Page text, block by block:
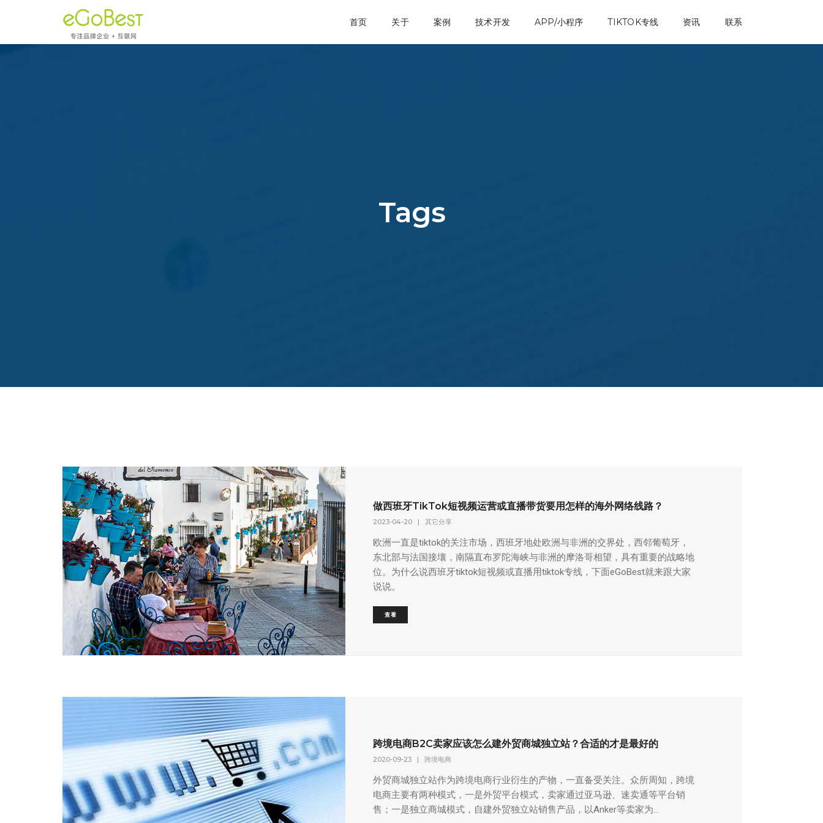
首页 关于 案例 技术开发 APP/小程序 TIKTOK专线 资讯 联系
Tags
做西班牙TikTok短视频运营或直播带货要用怎样的海外网络线路？
2023-04-20 | 其它分享
欧洲一直是tiktok的关注市场，西班牙地处欧洲与非洲的交界处，西邻葡萄牙，
东北部与法国接壤，南隔直布罗陀海峡与非洲的摩洛哥相望，具有重要的战略地
位。为什么说西班牙tiktok短视频或直播用tiktok专线，下面eGoBest就来跟大家
说说。
查看
跨境电商B2C卖家应该怎么建外贸商城独立站？合适的才是最好的
2020-09-23 | 跨境电商
外贸商城独立站作为跨境电商行业衍生的产物，一直备受关注。众所周知，跨境
电商主要有两种模式，一是外贸平台模式，卖家通过亚马逊、速卖通等平台销
售；一是独立商城模式，自建外贸独立站销售产品，以Anker等卖家为...